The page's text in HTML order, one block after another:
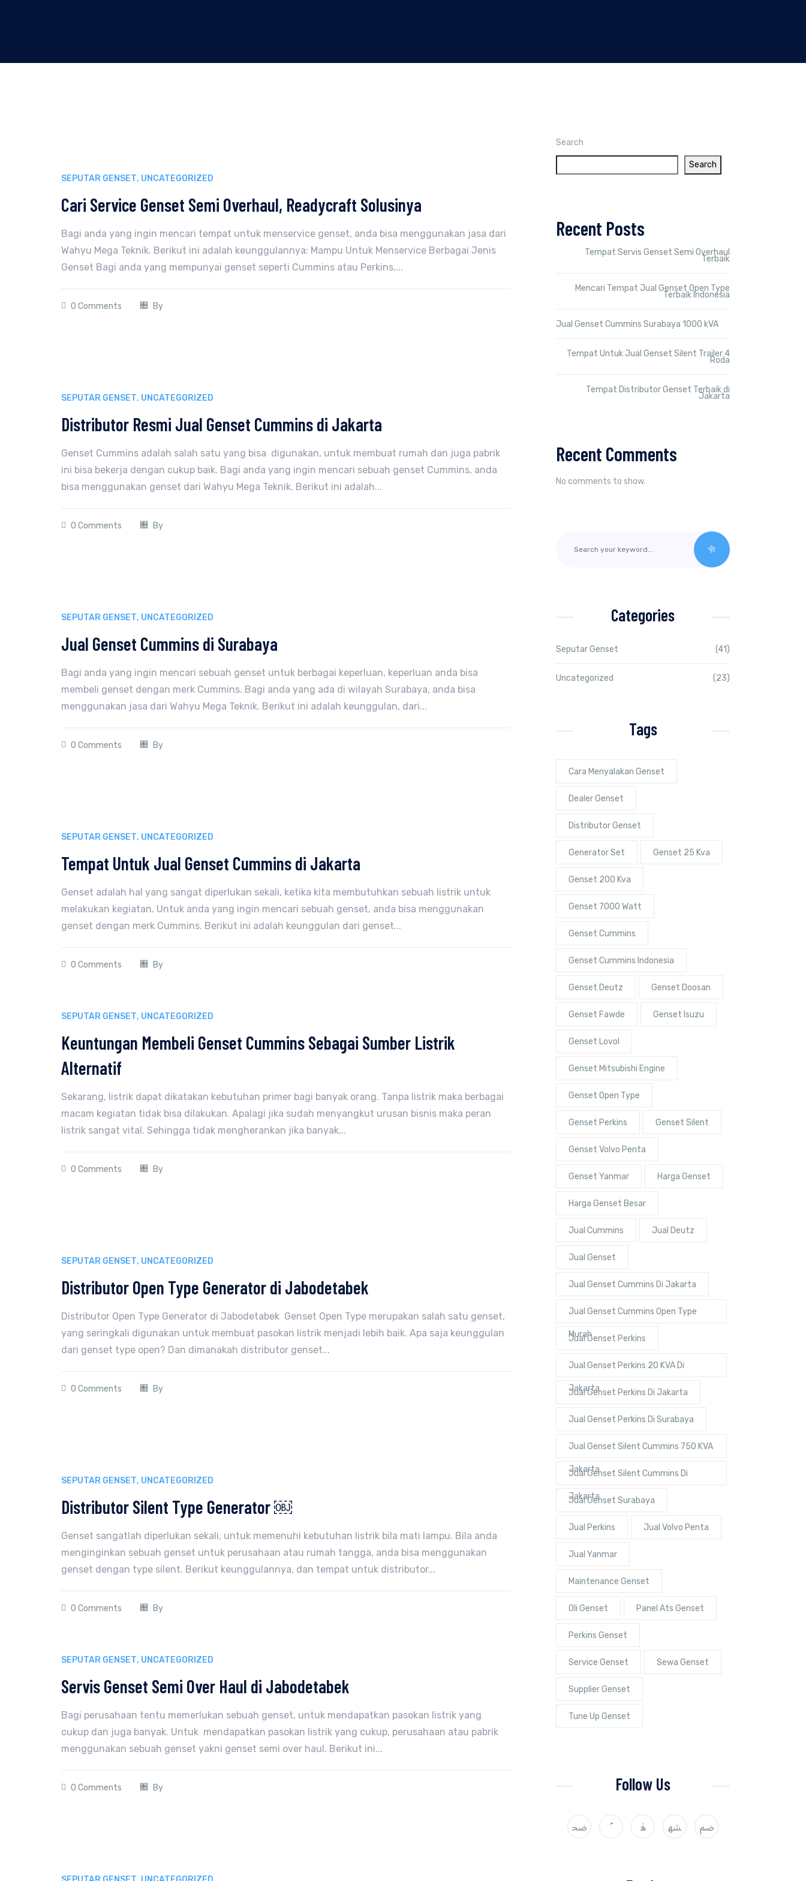
SEPUTAR GENSET, UNCATEGORIZED
Cari Service Genset Semi Overhaul, Readycraft Solusinya
Bagi anda yang ingin mencari tempat untuk menservice genset, anda bisa menggunakan jasa dari
Wahyu Mega Teknik. Berikut ini adalah keunggulannya: Mampu Untuk Menservice Berbagai Jenis
Genset Bagi anda yang mempunyai genset seperti Cummins atau Perkins,...
0 Comments By
SEPUTAR GENSET, UNCATEGORIZED
Distributor Resmi Jual Genset Cummins di Jakarta
Genset Cummins adalah salah satu yang bisa digunakan, untuk membuat rumah dan juga pabrik
ini bisa bekerja dengan cukup baik. Bagi anda yang ingin mencari sebuah genset Cummins, anda
bisa menggunakan genset dari Wahyu Mega Teknik. Berikut ini adalah...
0 Comments By
SEPUTAR GENSET, UNCATEGORIZED
Jual Genset Cummins di Surabaya
Bagi anda yang ingin mencari sebuah genset untuk berbagai keperluan, keperluan anda bisa
membeli genset dengan merk Cummins. Bagi anda yang ada di wilayah Surabaya, anda bisa
menggunakan jasa dari Wahyu Mega Teknik. Berikut ini adalah keunggulan, dari...
0 Comments By
SEPUTAR GENSET, UNCATEGORIZED
Tempat Untuk Jual Genset Cummins di Jakarta
Genset adalah hal yang sangat diperlukan sekali, ketika kita membutuhkan sebuah listrik untuk
melakukan kegiatan. Untuk anda yang ingin mencari sebuah genset, anda bisa menggunakan
genset dengan merk Cummins. Berikut ini adalah keunggulan dari genset...
0 Comments By
SEPUTAR GENSET, UNCATEGORIZED
Keuntungan Membeli Genset Cummins Sebagai Sumber Listrik
Alternatif
Sekarang, listrik dapat dikatakan kebutuhan primer bagi banyak orang. Tanpa listrik maka berbagai
macam kegiatan tidak bisa dilakukan. Apalagi jika sudah menyangkut urusan bisnis maka peran
listrik sangat vital. Sehingga tidak mengherankan jika banyak...
0 Comments By
SEPUTAR GENSET, UNCATEGORIZED
Distributor Open Type Generator di Jabodetabek
Distributor Open Type Generator di Jabodetabek Genset Open Type merupakan salah satu genset,
yang seringkali digunakan untuk membuat pasokan listrik menjadi lebih baik. Apa saja keunggulan
dari genset type open? Dan dimanakah distributor genset...
0 Comments By
SEPUTAR GENSET, UNCATEGORIZED
Distributor Silent Type Generator ￼
Genset sangatlah diperlukan sekali, untuk memenuhi kebutuhan listrik bila mati lampu. Bila anda
menginginkan sebuah genset untuk perusahaan atau rumah tangga, anda bisa menggunakan
genset dengan type silent. Berikut keunggulannya, dan tempat untuk distributor...
0 Comments By
SEPUTAR GENSET, UNCATEGORIZED
Servis Genset Semi Over Haul di Jabodetabek
Bagi perusahaan tentu memerlukan sebuah genset, untuk mendapatkan pasokan listrik yang
cukup dan juga banyak. Untuk mendapatkan pasokan listrik yang cukup, perusahaan atau pabrik
menggunakan sebuah genset yakni genset semi over haul. Berikut ini...
0 Comments By
Search
Search
Recent Posts
Tempat Servis Genset Semi Overhaul
Terbaik
Mencari Tempat Jual Genset Open Type
Terbaik Indonesia
Jual Genset Cummins Surabaya 1000 kVA
Tempat Untuk Jual Genset Silent Trailer 4
Roda
Tempat Distributor Genset Terbaik di
Jakarta
Recent Comments
No comments to show.
Categories
Seputar Genset (41)
Uncategorized (23)
Tags
Cara Menyalakan Genset
Dealer Genset
Distributor Genset
Generator Set Genset 25 Kva
Genset 200 Kva
Genset 7000 Watt
Genset Cummins
Genset Cummins Indonesia
Genset Deutz Genset Doosan
Genset Fawde Genset Isuzu
Genset Lovol
Genset Mitsubishi Engine
Genset Open Type
Genset Perkins Genset Silent
Genset Volvo Penta
Genset Yanmar Harga Genset
Harga Genset Besar
Jual Cummins Jual Deutz
Jual Genset
Jual Genset Cummins Di Jakarta
Jual Genset Cummins Open Type
Murah
Jual Genset Perkins
Jual Genset Perkins 20 KVA Di
Jakarta
Jual Genset Perkins Di Jakarta
Jual Genset Perkins Di Surabaya
Jual Genset Silent Cummins 750 KVA
Jakarta
Jual Genset Silent Cummins Di
Jakarta
Jual Genset Surabaya
Jual Perkins Jual Volvo Penta
Jual Yanmar
Maintenance Genset
Oli Genset Panel Ats Genset
Perkins Genset
Service Genset Sewa Genset
Supplier Genset
Tune Up Genset
Follow Us